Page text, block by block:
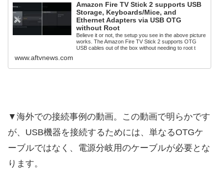
Amazon Fire TV Stick 2 supports USB
Storage, Keyboards/Mice, and
Ethernet Adapters via USB OTG
without Root
Believe it or not, the setup you see in the above picture
works. The Amazon Fire TV Stick 2 supports OTG
USB cables out of the box without needing to root t
www.aftvnews.com
▼海外での接続事例の動画。この動画で明らかです
が、USB機器を接続するためには、単なるOTGケ
ーブルではなく、電源分岐用のケーブルが必要とな
ります。